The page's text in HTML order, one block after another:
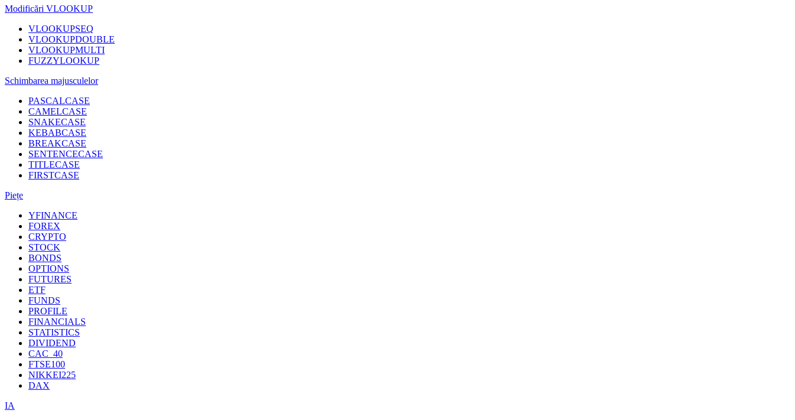
Modificări VLOOKUP
VLOOKUPSEQ
VLOOKUPDOUBLE
VLOOKUPMULTI
FUZZYLOOKUP
Schimbarea majusculelor
PASCALCASE
CAMELCASE
SNAKECASE
KEBABCASE
BREAKCASE
SENTENCECASE
TITLECASE
FIRSTCASE
Piețe
YFINANCE
FOREX
CRYPTO
STOCK
BONDS
OPTIONS
FUTURES
ETF
FUNDS
PROFILE
FINANCIALS
STATISTICS
DIVIDEND
CAC_40
FTSE100
NIKKEI225
DAX
IA